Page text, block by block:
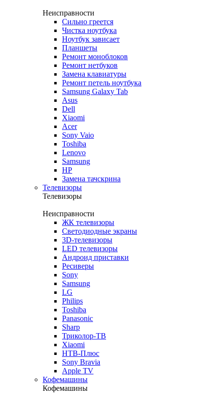
Неисправности
Сильно греется
Чистка ноутбука
Ноутбук зависает
Планшеты
Ремонт моноблоков
Ремонт нетбуков
Замена клавиатуры
Ремонт петель ноутбука
Samsung Galaxy Tab
Asus
Dell
Xiaomi
Acer
Sony Vaio
Toshiba
Lenovo
Samsung
HP
Замена тачскрина
Телевизоры
Телевизоры
Неисправности
ЖК телевизоры
Светодиодные экраны
3D-телевизоры
LED телевизоры
Андроид приставки
Ресиверы
Sony
Samsung
LG
Philips
Toshiba
Panasonic
Sharp
Триколор-ТВ
Xiaomi
НТВ-Плюс
Sony Bravia
Apple TV
Кофемашины
Кофемашины